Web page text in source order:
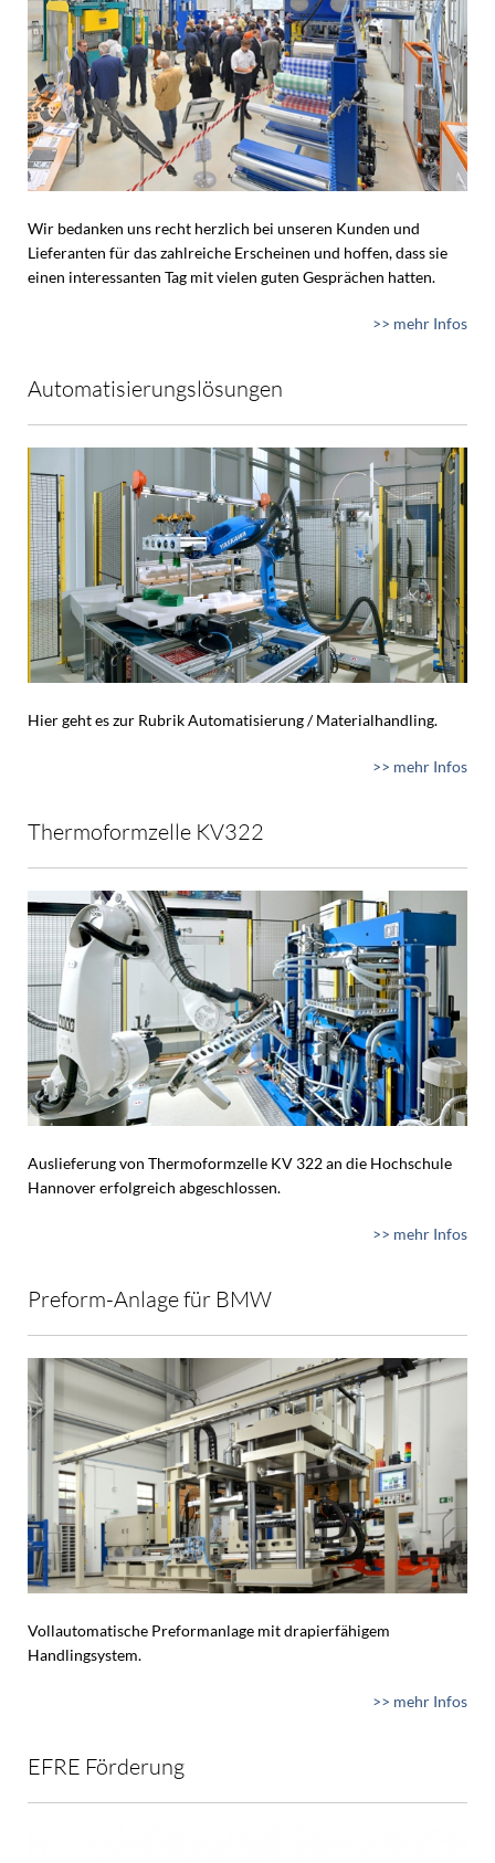
Wir bedanken uns recht herzlich bei unseren Kunden und
Lieferanten für das zahlreiche Erscheinen und hoffen, dass sie
einen interessanten Tag mit vielen guten Gesprächen hatten.
>> mehr Infos
Automatisierungslösungen
Hier geht es zur Rubrik Automatisierung / Materialhandling.
>> mehr Infos
Thermoformzelle KV322
Auslieferung von Thermoformzelle KV 322 an die Hochschule
Hannover erfolgreich abgeschlossen.
>> mehr Infos
Preform-Anlage für BMW
Vollautomatische Preformanlage mit drapierfähigem
Handlingsystem.
>> mehr Infos
EFRE Förderung